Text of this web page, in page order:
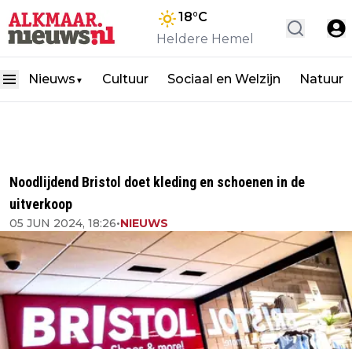
18°C
Heldere Hemel
Nieuws ▼ Cultuur Sociaal en Welzijn Natuur
Noodlijdend Bristol doet kleding en schoenen in de
uitverkoop
05 JUN 2024, 18:26•NIEUWS